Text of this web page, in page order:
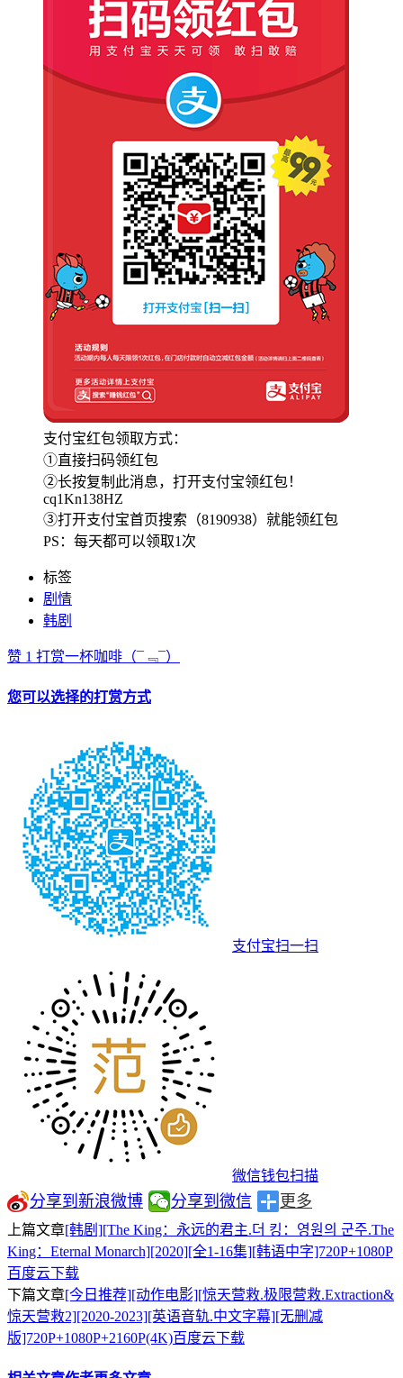
支付宝红包领取方式：
①直接扫码领红包
②长按复制此消息，打开支付宝领红包！
cq1Kn138HZ
③打开支付宝首页搜索（8190938）就能领红包
PS：每天都可以领取1次
标签
剧情
韩剧
赞 1 打赏一杯咖啡 （¯﹃¯）
您可以选择的打赏方式
支付宝扫一扫
微信钱包扫描
分享到新浪微博 分享到微信 更多
上篇文章[韩剧][The King：永远的君主.더 킹：영원의 군주.The
King：Eternal Monarch][2020][全1-16集][韩语中字]720P+1080P
百度云下载
下篇文章[今日推荐][动作电影][惊天营救.极限营救.Extraction&
惊天营救2][2020-2023][英语音轨.中文字幕][无删减
版]720P+1080P+2160P(4K)百度云下载